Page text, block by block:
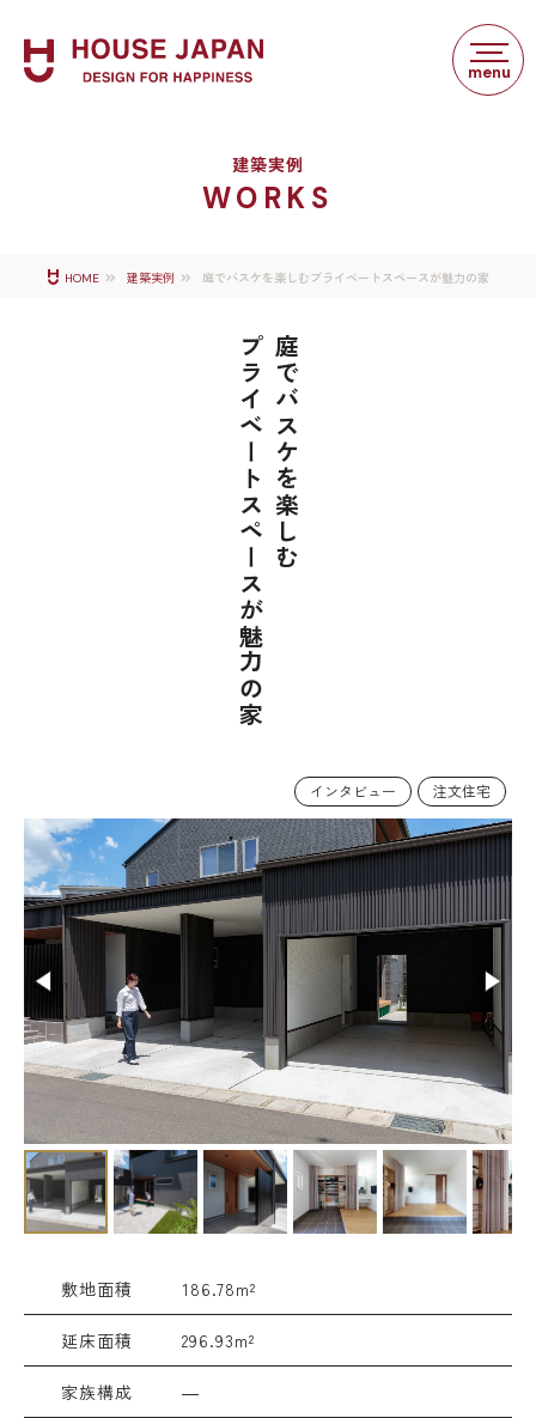
建築実例
WORKS
HOME 建築実例 庭でバスケを楽しむプライベートスペースが魅力の家
庭でバスケを楽しむ
プライベートスペースが魅力の家
インタビュー 注文住宅
敷地面積 186.78m²
延床面積 296.93m²
家族構成 ―